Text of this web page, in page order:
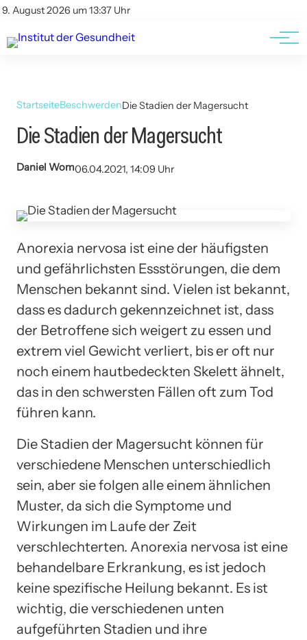
9. August 2026 um 13:37 Uhr
Kontakt
Kontakt
AGBs
StartseiteBeschwerdenDie Stadien der Magersucht
Die Stadien der Magersucht
Daniel Wom06.04.2021, 14:09 Uhr
Anorexia nervosa ist eine der häufigsten
und gefährlichsten Essstörungen, die dem
Menschen bekannt sind. Vielen ist bekannt,
dass es dadurch gekennzeichnet ist, dass
der Betroffene sich weigert zu essen und
extrem viel Gewicht verliert, bis er oft nur
noch einem hautbedeckten Skelett ähnelt,
das in den schwersten Fällen oft zum Tod
führen kann.
Die Stadien der Magersucht können für
verschiedene Menschen unterschiedlich
sein, aber sie folgen alle einem ähnlichen
Muster, da sich die Symptome und
Wirkungen im Laufe der Zeit
verschlechterten. Anorexia nervosa ist eine
behandelbare Erkrankung, es ist jedoch
keine spezifische Heilung bekannt. Es ist
wichtig, die verschiedenen unten
aufgeführten Stadien und ihre